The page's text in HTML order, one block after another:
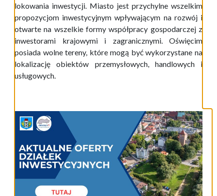
lokowania inwestycji. Miasto jest przychylne wszelkim
propozycjom inwestycyjnym wpływającym na rozwój i
otwarte na wszelkie formy współpracy gospodarczej z
inwestorami krajowymi i zagranicznymi. Oświęcim
posiada wolne tereny, które mogą być wykorzystane na
lokalizację obiektów przemysłowych, handlowych i
usługowych.